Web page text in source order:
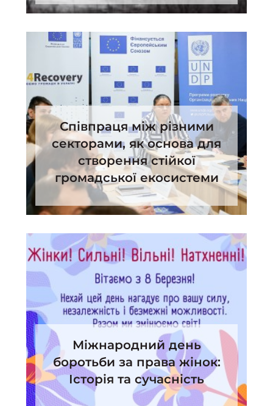
Співпраця між різними
секторами, як основа для
створення стійкої
громадської екосистеми
Міжнародний день
боротьби за права жінок:
Історія та сучасність